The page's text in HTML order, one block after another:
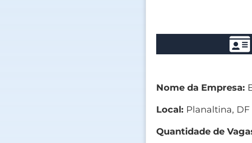
Nome da Empresa:
Local: Planaltina, DF
Quantidade de